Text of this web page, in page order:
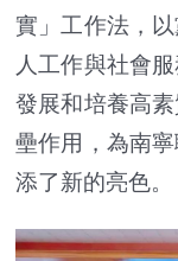
實」工作法，
人工作與社會
發展和培養高
壘作用，為南
添了新的亮色。